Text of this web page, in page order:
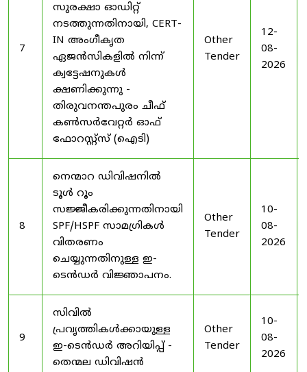
7
സുരക്ഷാ ഓഡിറ്റ്
നടത്തുന്നതിനായി, CERT-
IN അംഗീകൃത
ഏജൻസികളിൽ നിന്ന്
ക്വട്ടേഷനുകൾ
ക്ഷണിക്കുന്നു -
തിരുവനന്തപുരം ചീഫ്
കൺസർവേറ്റർ ഓഫ്
ഫോറസ്റ്റ്സ് (ഐടി)
Other
Tender
12-
08-
2026
8
നെന്മാറ ഡിവിഷനിൽ
ടൂൾ റൂം
സജ്ജീകരിക്കുന്നതിനായി
SPF/HSPF സാമഗ്രികൾ
വിതരണം
ചെയ്യുന്നതിനുള്ള ഇ-
ടെൻഡർ വിജ്ഞാപനം.
Other
Tender
10-
08-
2026
9
സിവിൽ
പ്രവൃത്തികൾക്കായുള്ള
ഇ-ടെൻഡർ അറിയിപ്പ് -
തെന്മല ഡിവിഷൻ
Other
Tender
10-
08-
2026